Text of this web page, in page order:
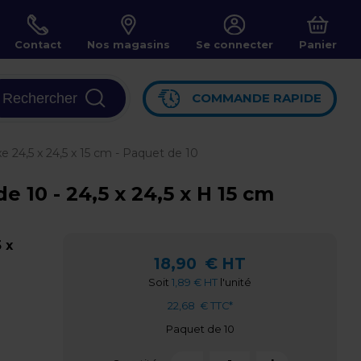
Contact Nos magasins Se connecter Panier
Rechercher COMMANDE RAPIDE
x 24,5 x 15 cm - Paquet de 10
- 24,5 x 24,5 x H 15 cm
x
18,90 € HT
Soit 1,89 € HT l'unité
22,68 € TTC*
Paquet de 10